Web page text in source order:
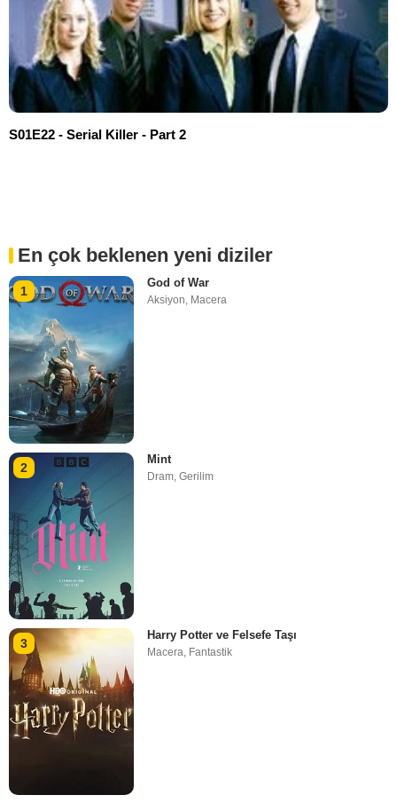
S01E22 - Serial Killer - Part 2
En çok beklenen yeni diziler
1
God of War
Aksiyon, Macera
2
Mint
Dram ,Gerilim
3
Harry Potter ve Felsefe Taşı
Macera, Fantastik